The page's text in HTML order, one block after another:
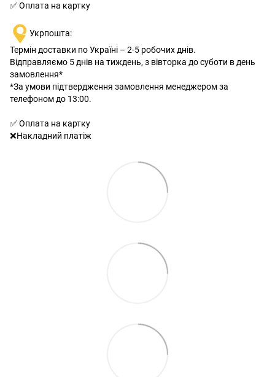
✅ Оплата на картку
Укрпошта:
Термін доставки по Україні – 2-5 робочих днів.
Відправляємо 5 днів на тиждень, з вівторка до суботи в день
замовлення*
*За умови підтвердження замовлення менеджером за
телефоном до 13:00.
✅ Оплата на картку
❌Накладний платіж